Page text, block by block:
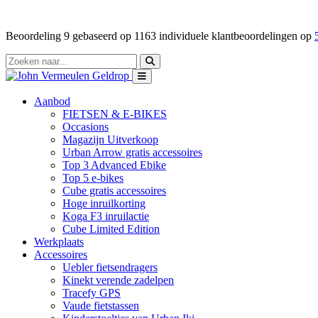
Beoordeling 9 gebaseerd op 1163 individuele klantbeoordelingen op
Aanbod
FIETSEN & E-BIKES
Occasions
Magazijn Uitverkoop
Urban Arrow gratis accessoires
Top 3 Advanced Ebike
Top 5 e-bikes
Cube gratis accessoires
Hoge inruilkorting
Koga F3 inruilactie
Cube Limited Edition
Werkplaats
Accessoires
Uebler fietsendragers
Kinekt verende zadelpen
Tracefy GPS
Vaude fietstassen